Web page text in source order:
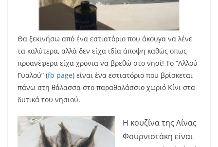
Θα ξεκινήσω από ένα εστιατόριο που άκουγα να λένε
τα καλύτερα, αλλά δεν είχα ιδία άποψη καθώς όπως
προανέφερα είχα χρόνια να βρεθώ στο νησί! Το “Αλλού
Γυαλού” (fb page) είναι ένα εστιατόριο που βρίσκεται
πάνω στη θάλασσα στο παραθαλάσσιο χωριό Κίνι στα
δυτικά του νησιού.
Η κουζίνα της Λίνας
Φουρνιστάκη είναι